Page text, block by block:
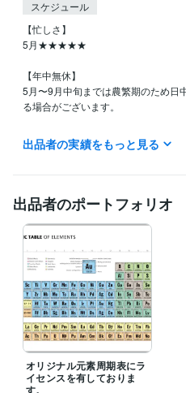
スケジュール
【忙しさ】
5月★★★★★
【年中無休】
5月〜9月中旬までは農繁期のため日
る場合がございます。
【実働時間】
20:00〜深夜が中心になります。
【受付中止・満枠対応中の場合】
DMをくださればなるべくご対応いた
遠慮なくお問合せくださいませ。
経験職種
デザイナー / グラフィックデザイナー
マーケティング / 広告・宣伝・プロ
メディア・出版・広告 / クリエイテ
年数 : 15年
Wix:5年Excel:15年Google サイト:5
Pages:3年PowerPoint:10年
出品者の実績をもっと見る
出品者のポートフォリオ
オリジナル元素周期表にラ
イセンスを有しておりま
す。